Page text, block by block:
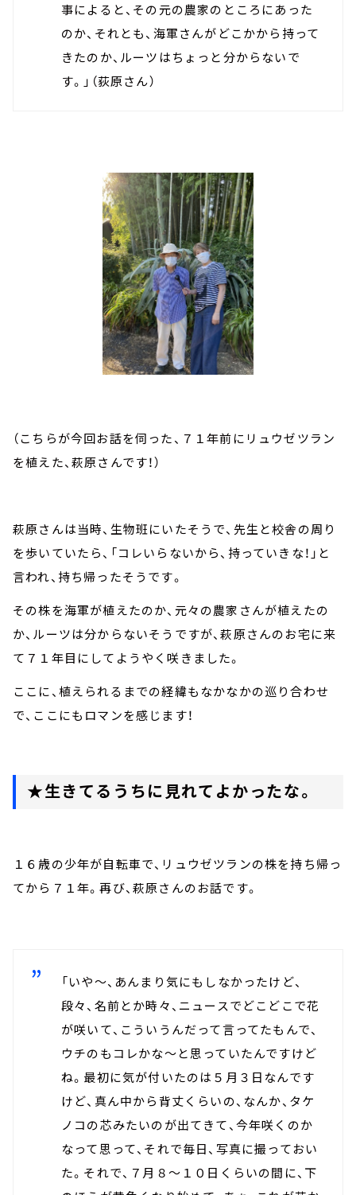
事によると、その元の農家のところにあった
のか、それとも、海軍さんがどこかから持って
きたのか、ルーツはちょっと分からないで
す。」（荻原さん）
（こちらが今回お話を伺った、７１年前にリュウゼツラン
を植えた、萩原さんです！）
萩原さんは当時、生物班にいたそうで、先生と校舎の周り
を歩いていたら、「コレいらないから、持っていきな！」と
言われ、持ち帰ったそうです。
その株を海軍が植えたのか、元々の農家さんが植えたの
か、ルーツは分からないそうですが、萩原さんのお宅に来
て７１年目にしてようやく咲きました。
ここに、植えられるまでの経緯もなかなかの巡り合わせ
で、ここにもロマンを感じます！
★生きてるうちに見れてよかったな。
１６歳の少年が自転車で、リュウゼツランの株を持ち帰っ
てから７１年。再び、萩原さんのお話です。
「いや～、あんまり気にもしなかったけど、
段々、名前とか時々、ニュースでどこどこで花
が咲いて、こういうんだって言ってたもんで、
ウチのもコレかな～と思っていたんですけど
ね。最初に気が付いたのは５月３日なんです
けど、真ん中から背丈くらいの、なんか、タケ
ノコの芯みたいのが出てきて、今年咲くのか
なって思って、それで毎日、写真に撮っておい
た。それで、７月８～１０日くらいの間に、下